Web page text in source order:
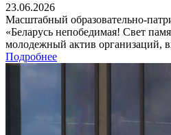
23.06.2026
Масштабный образовательно-
«Беларусь непобедимая! Свет
молодежный актив организаций,
Подробнее